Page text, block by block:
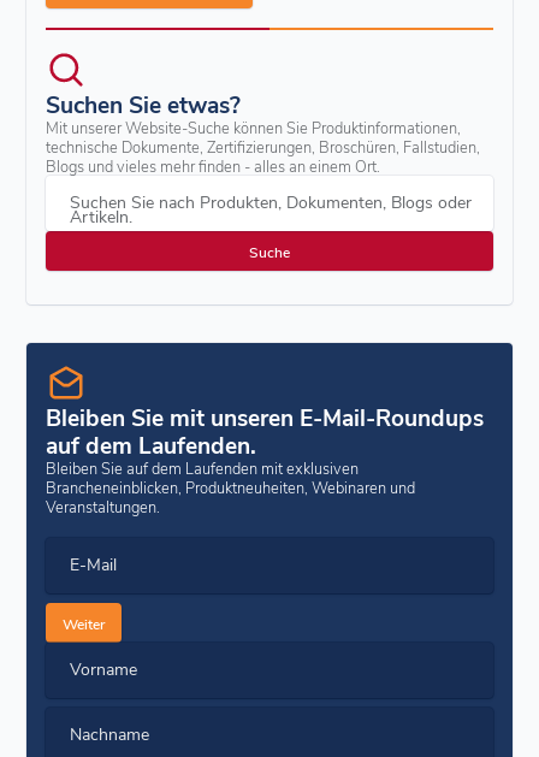
Suchen Sie etwas?
Mit unserer Website-Suche können Sie Produktinformationen,
technische Dokumente, Zertifizierungen, Broschüren, Fallstudien,
Blogs und vieles mehr finden - alles an einem Ort.
Suchen Sie nach Produkten, Dokumenten, Blogs oder
Artikeln.
Bleiben Sie mit unseren E-Mail-Roundups
auf dem Laufenden.
Bleiben Sie auf dem Laufenden mit exklusiven
Brancheneinblicken, Produktneuheiten, Webinaren und
Veranstaltungen.
E-Mail
Weiter
Vorname
Nachname